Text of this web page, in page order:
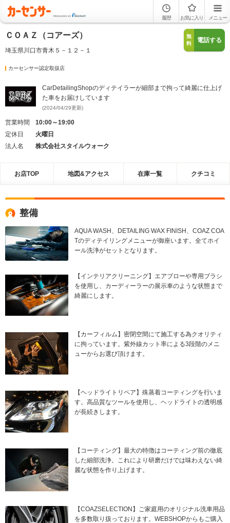
履歴 お気に入り メニュー
ＣＯＡＺ（コアーズ）
埼玉県川口市青木５－１２－１
無
料
電話する
カーセンサー認定取扱店
CarDetailingShopのディテイラーが細部まで拘って綺麗に仕上げ
た車をお届けしています
(2024/04/29更新)
営業時間
10:00～19:00
定休日
火曜日
法人名
株式会社スタイルウォーク
お店TOP 地図&アクセス 在庫一覧 クチコミ
整備
AQUA WASH、DETAILING WAX FINISH、COAZ COA
Tのディテイリングメニューが御座います。全てホイ
ール洗浄がセットとなります。
【インテリアクリーニング】エアブローや専用ブラシ
を使用し、カーディーラーの展示車のような状態まで
綺麗にします。
【カーフィルム】密閉空間にて施工する為クオリティ
に拘っています。紫外線カット率による3段階のメニ
ューからお選び頂けます。
【ヘッドライトリペア】殊蒸着コーティングを行いま
す。高品質なツールを使用し、ヘッドライトの透明感
が長続きします。
【コーティング】最大の特徴はコーティング前の徹底
した細部洗浄。これにより研磨だけでは味わえない綺
麗な状態を作り上げます。
【COAZSELECTION】ご家庭用のオリジナル洗車用品
を多数取り扱っております。WEBSHOPからもご購入